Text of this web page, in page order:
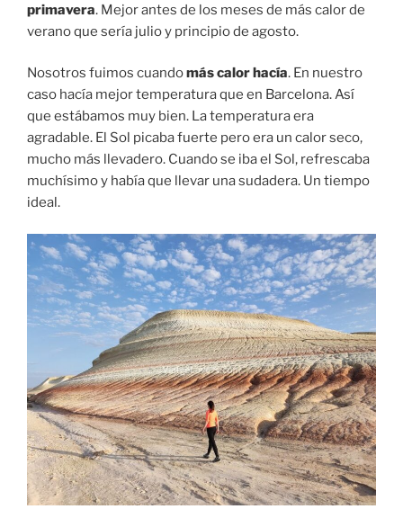
primavera. Mejor antes de los meses de más calor de
verano que sería julio y principio de agosto.
Nosotros fuimos cuandomás calor hacía. En nuestro
caso hacía mejor temperatura que en Barcelona. Así
que estábamos muy bien. La temperatura era
agradable. El Sol picaba fuerte pero era un calor seco,
mucho más llevadero. Cuando se iba el Sol, refrescaba
muchísimo y había que llevar una sudadera. Un tiempo
ideal.